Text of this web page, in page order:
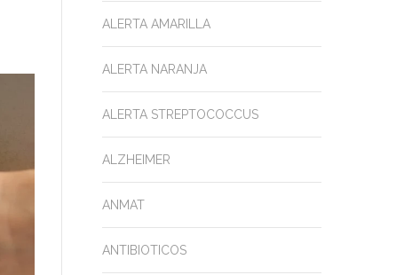
ALERTA AMARILLA
ALERTA NARANJA
ALERTA STREPTOCOCCUS
ALZHEIMER
ANMAT
ANTIBIOTICOS